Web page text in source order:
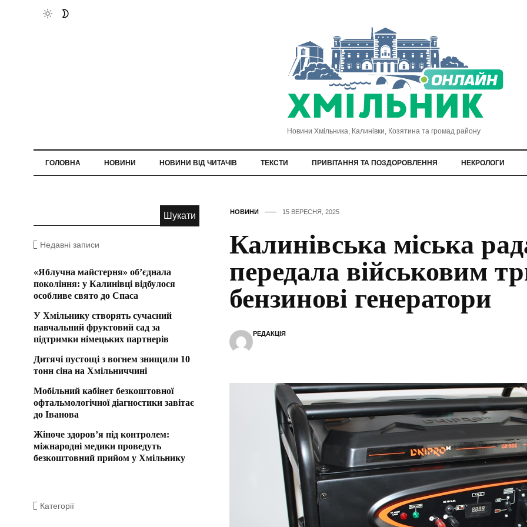
Новини Хмільника, Калинівки, Козятина та громад району
ГОЛОВНА НОВИНИ НОВИНИ ВІД ЧИТАЧІВ ТЕКСТИ ПРИВІТАННЯ ТА ПОЗДОРОВЛЕННЯ НЕКРОЛОГИ
НОВИНИ 15 ВЕРЕСНЯ, 2025
Калинівська міська
передала військовим
бензинові генератори
РЕДАКЦІЯ
Недавні записи
«Яблучна майстерня» об’єднала
покоління: у Калинівці відбулося
особливе свято до Спаса
У Хмільнику створять сучасний
навчальний фруктовий сад за
підтримки німецьких партнерів
Дитячі пустощі з вогнем знищили 10
тонн сіна на Хмільниччині
Мобільний кабінет безкоштовної
офтальмологічної діагностики завітає
до Іванова
Жіноче здоров’я під контролем:
міжнародні медики проведуть
безкоштовний прийом у Хмільнику
Категорії